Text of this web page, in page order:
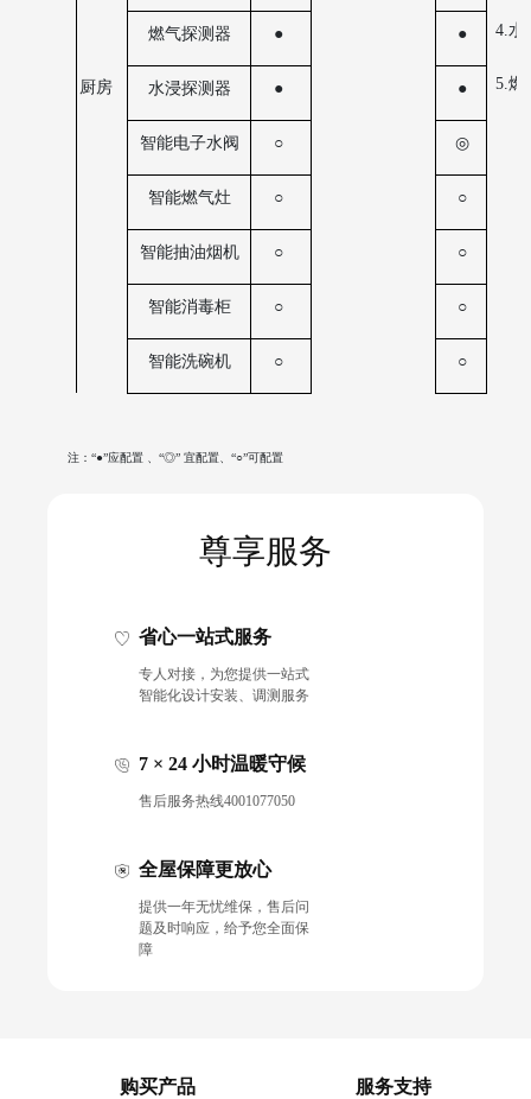
燃气探测器 ● ● 4.水
厨房 水浸探测器 ● ● 5.燃
智能电子水阀 ○ ◎
智能燃气灶 ○ ○
智能抽油烟机 ○ ○
智能消毒柜 ○ ○
智能洗碗机 ○ ○
注： “●”应配置 、“◎” 宜配置、“○”可配置
尊享服务
省心一站式服务
专人对接，为您提供一站式
智能化设计安装、调测服务
7 × 24 小时温暖守候
售后服务热线4001077050
全屋保障更放心
提供一年无忧维保，售后问
题及时响应，给予您全面保
障
购买产品 服务支持